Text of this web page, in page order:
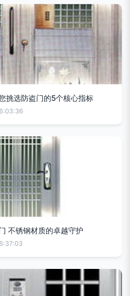
挑选防盗门的5个核心指标
不锈钢材质的卓越守护